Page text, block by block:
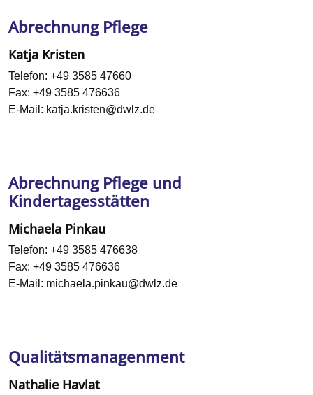
Abrechnung Pflege
Katja Kristen
Telefon: +49 3585 47660
Fax: +49 3585 476636
E-Mail: katja.kristen@dwlz.de
Abrechnung Pflege und
Kindertagesstätten
Michaela Pinkau
Telefon: +49 3585 476638
Fax: +49 3585 476636
E-Mail: michaela.pinkau@dwlz.de
Qualitätsmanagenment
Nathalie Havlat